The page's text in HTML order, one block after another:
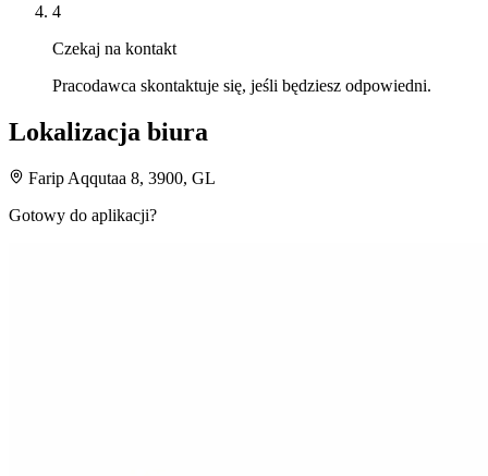
4
Czekaj na kontakt
Pracodawca skontaktuje się, jeśli będziesz odpowiedni.
Lokalizacja biura
Farip Aqqutaa 8, 3900, GL
Gotowy do aplikacji?